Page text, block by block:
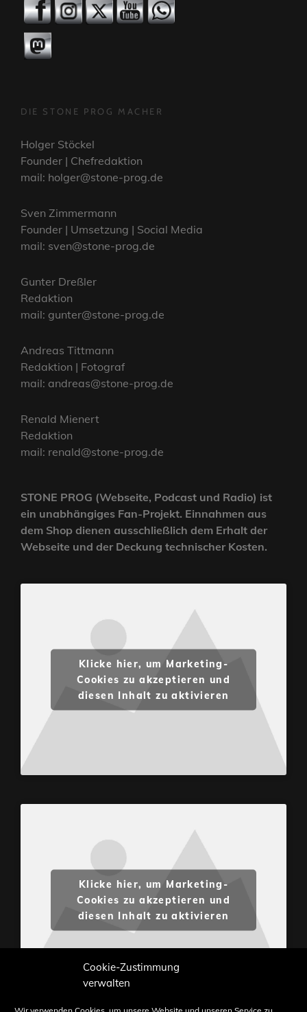
Cookie-Zustimmung
verwalten
DIE STONE PROG MACHER
Holger Stöckel
Founder | Chefredaktion
mail: holger@stone-prog.de
Sven Zimmermann
Founder | Umsetzung | Social Media
mail: sven@stone-prog.de
Gunter Dreßler
Redaktion
mail: gunter@stone-prog.de
Andreas Tittmann
Redaktion | Fotograf
mail: andreas@stone-prog.de
Renald Mienert
Redaktion
mail: renald@stone-prog.de
STONE PROG (Webseite, Podcast und Radio) ist
ein unabhängiges Fan-Projekt. Einnahmen aus
dem Shop dienen ausschließlich dem Erhalt der
Webseite und der Deckung technischer Kosten.
Klicke hier, um Marketing-
Cookies zu akzeptieren und
diesen Inhalt zu aktivieren
Klicke hier, um Marketing-
Cookies zu akzeptieren und
diesen Inhalt zu aktivieren